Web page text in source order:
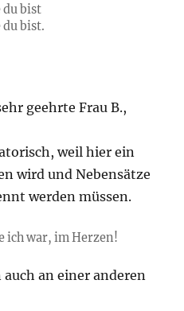
du bist
du bist.
geehrte Frau B.,
weil hier ein
wird und Nebensätze
werden müssen.
ich war, im Herzen!
an einer anderen